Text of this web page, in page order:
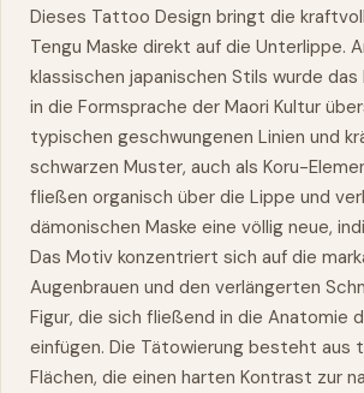
Dieses Tattoo Design bringt die
Tengu Maske direkt auf die Unterlippe.
klassischen japanischen Stils wurde
in die Formsprache der Maori Kultur
typischen geschwungenen Linien und
schwarzen Muster, auch als Koru-
fließen organisch über die Lippe und
dämonischen Maske eine völlig neue,
Das Motiv konzentriert sich auf die
Augenbrauen und den verlängerten
Figur, die sich fließend in die Anatomie
einfügen. Die Tätowierung besteht aus
Flächen, die einen harten Kontrast zur